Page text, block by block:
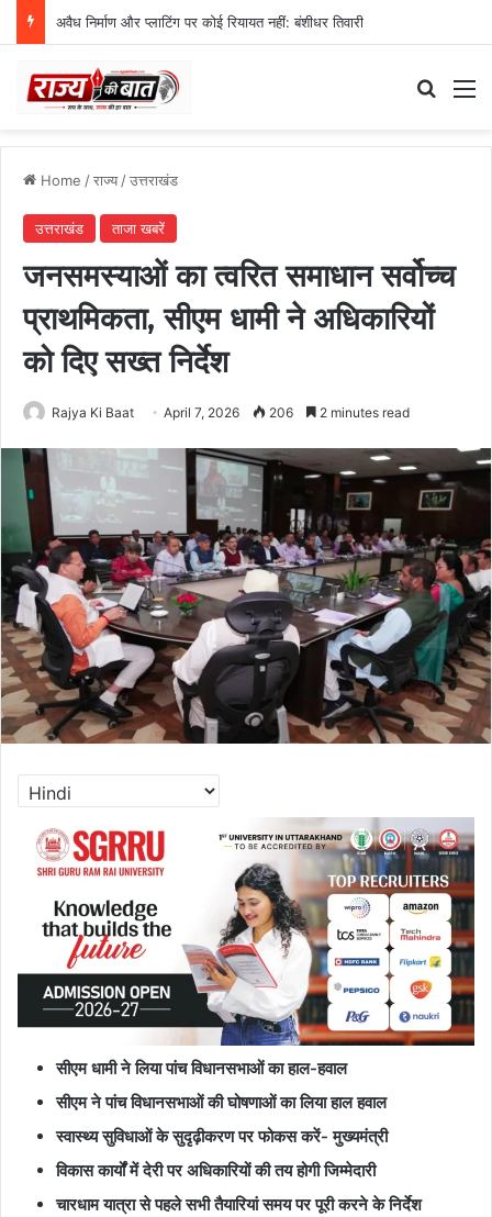
स्वतंत्रता दिवस समारोह की तैयारियां तेज, डीएम ने की तैयारियों की समीक्षा
Home /राज्य/उत्तराखंड
उत्तराखंड ताजा खबरें
जनसमस्याओं का त्वरित समाधान सर्वोच्च
प्राथमिकता, सीएम धामी ने अधिकारियों
को दिए सख्त निर्देश
Rajya Ki Baat April 7, 2026 206 2 minutes read
सीएम धामी ने लिया पांच विधानसभाओं का हाल-हवाल
सीएम ने पांच विधानसभाओं की घोषणाओं का लिया हाल हवाल
स्वास्थ्य सुविधाओं के सुदृढ़ीकरण पर फोकस करें- मुख्यमंत्री
विकास कार्यों में देरी पर अधिकारियों की तय होगी जिम्मेदारी
चारधाम यात्रा से पहले सभी तैयारियां समय पर पूरी करने के निर्देश